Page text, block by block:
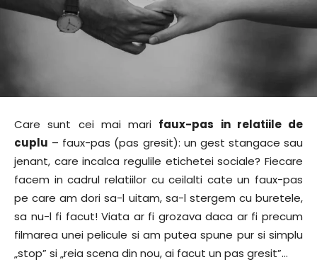
Care sunt cei mai mari faux-pas in relatiile de
cuplu – faux-pas (pas gresit): un gest stangace sau
jenant, care incalca regulile etichetei sociale? Fiecare
facem in cadrul relatiilor cu ceilalti cate un faux-pas
pe care am dori sa-l uitam, sa-l stergem cu buretele,
sa nu-l fi facut! Viata ar fi grozava daca ar fi precum
filmarea unei pelicule si am putea spune pur si simplu
„stop” si „reia scena din nou, ai facut un pas gresit”…